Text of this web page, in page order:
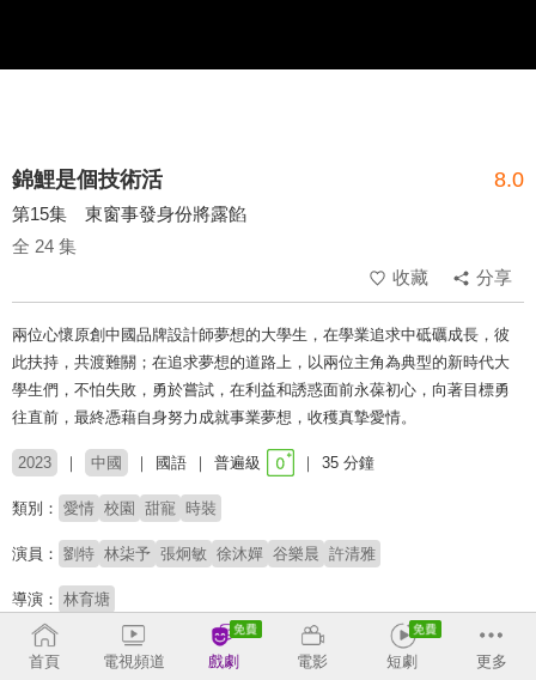
錦鯉是個技術活 8.0
第15集 東窗事發身份將露餡
全 24 集
收藏
分享
兩位心懷原創中國品牌設計師夢想的大學生，在學業追求中砥礪成長，彼
此扶持，共渡難關；在追求夢想的道路上，以兩位主角為典型的新時代大
學生們，不怕失敗，勇於嘗試，在利益和誘惑面前永葆初心，向著目標勇
往直前，最終憑藉自身努力成就事業夢想，收穫真摯愛情。
2023 中國 國語 普遍級 35 分鐘
類別： 愛情 校園 甜寵 時裝
演員： 劉特 林柒予 張炯敏 徐沐嬋 谷樂晨 許清雅
導演： 林育塘
原著：
唐欣恬《鐘此一人-錦鯉是個技術活》
首頁
電視頻道 戲劇 電影 短劇 更多